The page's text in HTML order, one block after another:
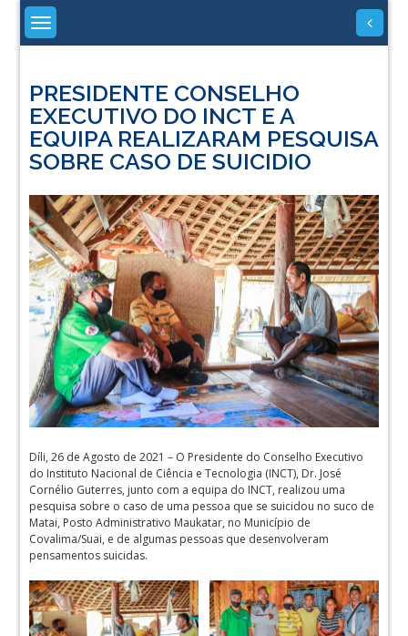
Skip
content
PRESIDENTE CONSELHO
EXECUTIVO DO INCT E A
EQUIPA REALIZARAM PESQUISA
SOBRE CASO DE SUICIDIO
Díli, 26 de Agosto de 2021 – O Presidente do Conselho Executivo
do Instituto Nacional de Ciência e Tecnologia (INCT), Dr. José
Cornélio Guterres, junto com a equipa do INCT, realizou uma
pesquisa sobre o caso de uma pessoa que se suicidou no suco de
Matai, Posto Administrativo Maukatar, no Município de
Covalima/Suai, e de algumas pessoas que desenvolveram
pensamentos suicidas.